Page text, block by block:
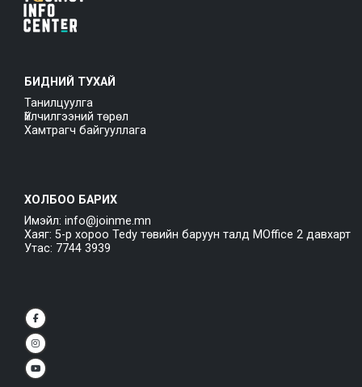
БИДНИЙ ТУХАЙ
Танилцуулга
Үйлчилгээний төрөл
Хамтрагч байгууллага
ХОЛБОО БАРИХ
Имэйл: info@joinme.mn
Хаяг: 5-р хороо Tedy төвийн баруун талд MOffice 2 давхарт
Утас: 7744 3939